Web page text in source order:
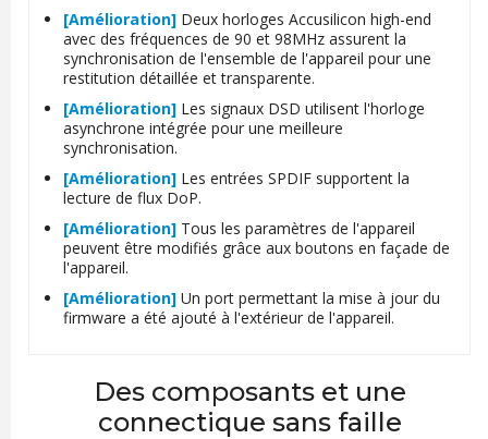
[Amélioration] Deux horloges Accusilicon high-end
avec des fréquences de 90 et 98MHz assurent la
synchronisation de l'ensemble de l'appareil pour une
restitution détaillée et transparente.
[Amélioration] Les signaux DSD utilisent l'horloge
asynchrone intégrée pour une meilleure
synchronisation.
[Amélioration] Les entrées SPDIF supportent la
lecture de flux DoP.
[Amélioration] Tous les paramètres de l'appareil
peuvent être modifiés grâce aux boutons en façade de
l'appareil.
[Amélioration] Un port permettant la mise à jour du
firmware a été ajouté à l'extérieur de l'appareil.
Des composants et une
connectique sans faille